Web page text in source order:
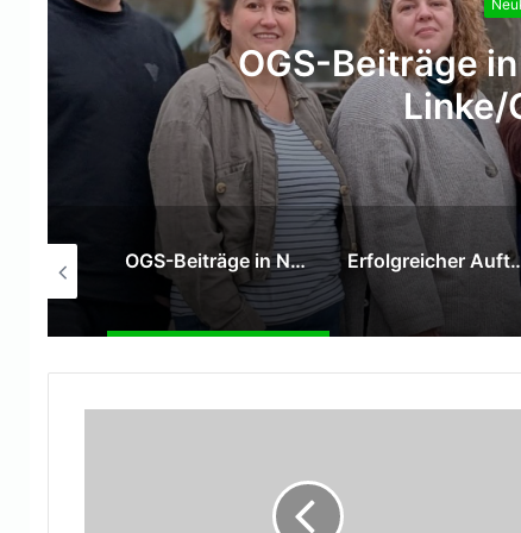
Erfolgreicher Auftakt Radeln ohne